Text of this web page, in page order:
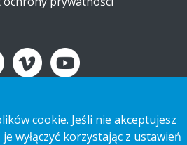
cookie. Jeśli nie akceptujesz
wyłączyć korzystając z ustawień